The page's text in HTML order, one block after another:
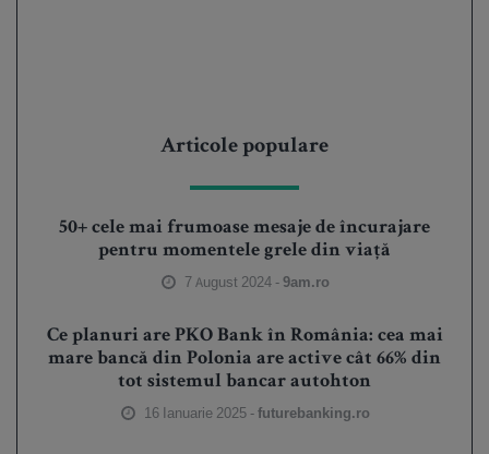
Articole populare
50+ cele mai frumoase mesaje de încurajare
pentru momentele grele din viață
7 August 2024 -9am.ro
Ce planuri are PKO Bank în România: cea mai
mare bancă din Polonia are active cât 66% din
tot sistemul bancar autohton
16 Ianuarie 2025 -futurebanking.ro